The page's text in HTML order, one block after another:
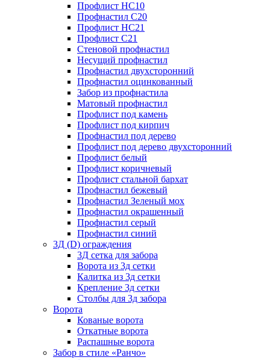
Профлист НС10
Профнастил С20
Профлист НС21
Профлист С21
Стеновой профнастил
Несущий профнастил
Профнастил двухсторонний
Профнастил оцинкованный
Забор из профнастила
Матовый профнастил
Профлист под камень
Профлист под кирпич
Профнастил под дерево
Профлист под дерево двухсторонний
Профлист белый
Профлист коричневый
Профлист стальной бархат
Профнастил бежевый
Профнастил Зеленый мох
Профнастил окрашенный
Профнастил серый
Профнастил синий
3Д (D) ограждения
3Д сетка для забора
Ворота из 3д сетки
Калитка из 3д сетки
Крепление 3д сетки
Столбы для 3д забора
Ворота
Кованые ворота
Откатные ворота
Распашные ворота
Забор в стиле «Ранчо»